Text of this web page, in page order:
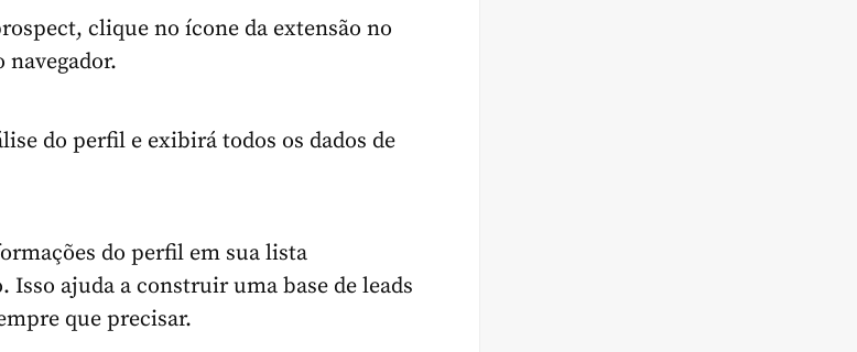
clique no ícone da extensão no
do perfil e exibirá todos os dados de
do perfil em sua lista
Isso ajuda a construir uma base de leads
que precisar.